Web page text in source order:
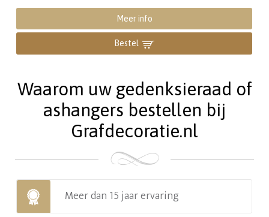
Meer info
Bestel
Waarom uw gedenksieraad of
ashangers bestellen bij
Grafdecoratie.nl
Meer dan 15 jaar ervaring